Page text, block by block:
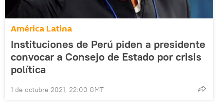
América Latina
Instituciones de Perú piden a presidente
convocar a Consejo de Estado por crisis
política
1 de octubre 2021, 22:00 GMT